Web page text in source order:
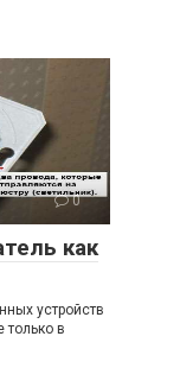
0
как
устройств
в